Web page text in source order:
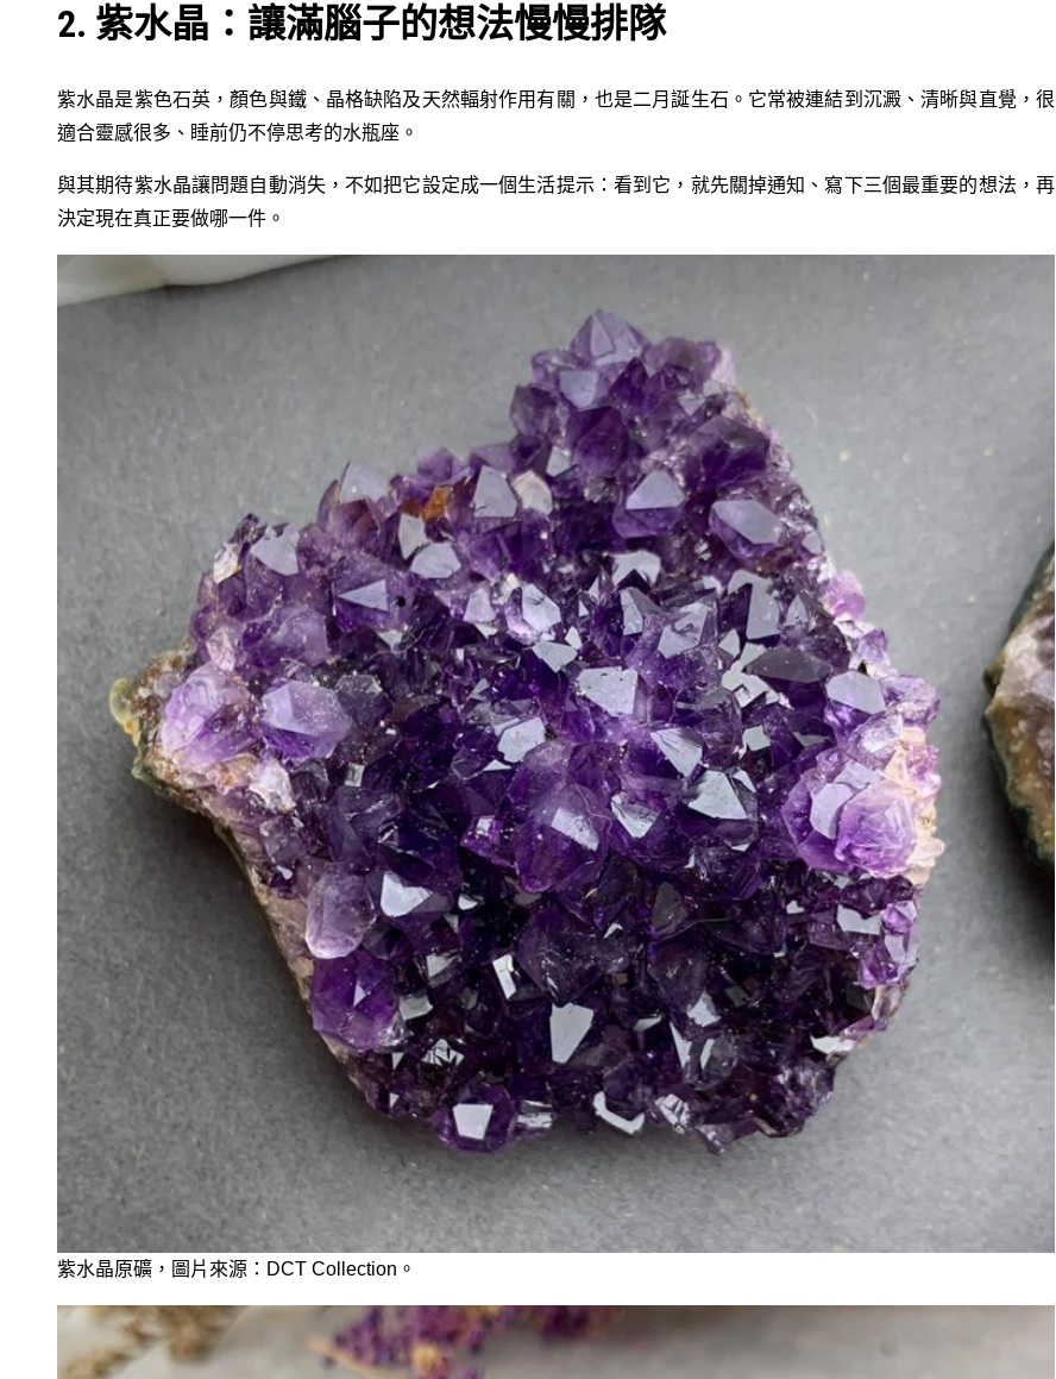
2. 紫水晶：讓滿腦子的想法慢慢排隊
紫水晶是紫色石英，顏色與鐵、晶格缺陷及天然輻射作用有關，也是二月誕生石。它常被連結到沉澱、清晰與直覺，很
適合靈感很多、睡前仍不停思考的水瓶座。
與其期待紫水晶讓問題自動消失，不如把它設定成一個生活提示：看到它，就先關掉通知、寫下三個最重要的想法，再
決定現在真正要做哪一件。
紫水晶原礦，圖片來源：DCT Collection。